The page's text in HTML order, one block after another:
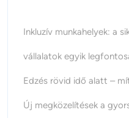
Inkluzív munkahelyek: a
vállalatok egyik
Edzés rövid idő alatt –
Új megközelítések a